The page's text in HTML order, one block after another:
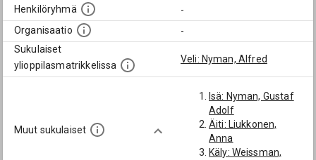
Henkilöryhmä
-
Organisaatio
-
Sukulaiset
ylioppilasmatrikkelissa
Veli: Nyman, Alfred
Muut sukulaiset
Isä: Nyman, Gustaf
Adolf
Äiti: Liukkonen,
Anna
Käly: Weissman,